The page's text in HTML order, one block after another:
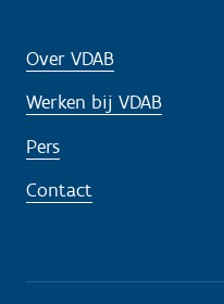
Over VDAB
Werken bij VDAB
Pers
Contact